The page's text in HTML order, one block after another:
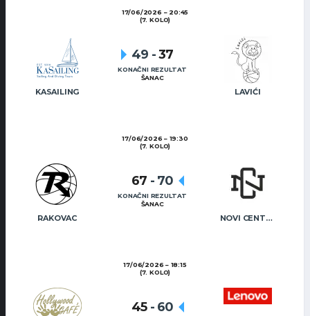
17/06/2026
20:45
(7. KOLO)
KASAILING LAVIĆI
49 -37
KONAČNI REZULTAT
ŠANAC
17/06/2026
19:30
(7. KOLO)
RAKOVAC NOVI CENTAR
67 - 70
KONAČNI REZULTAT
ŠANAC
17/06/2026
18:15
(7. KOLO)
45 - 60